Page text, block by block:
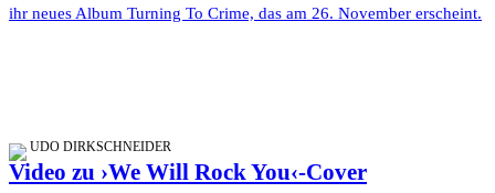
ihr neues Album Turning To Crime, das am 26. November erscheint.
UDO DIRKSCHNEIDER
Video zu ›We Will Rock You‹-Cover